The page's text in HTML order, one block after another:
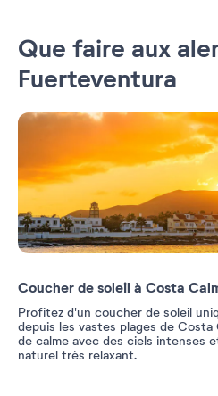
Que faire aux
Fuerteventura
Coucher de soleil à Costa
Profitez d'un coucher de soleil
depuis les vastes plages de Costa
de calme avec des ciels intenses
naturel très relaxant.